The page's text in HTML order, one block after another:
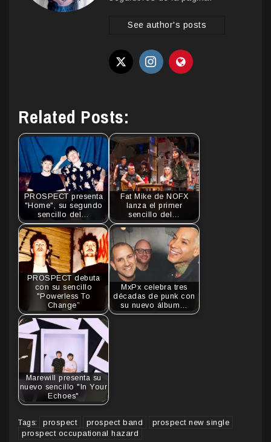
See author's posts
Related Posts:
PROSPECT presenta
"Home", su segundo
sencillo del…
Fat Mike de NOFX
lanza el primer
sencillo del…
PROSPECT debuta
con su sencillo
"Powerless To
Change”
MxPx celebra tres
décadas de punk con
su nuevo álbum…
Marewill presenta su
nuevo sencillo "In Your
Echoes"
Tags: prospect prospect band
prospect new single
prospect occupational hazard